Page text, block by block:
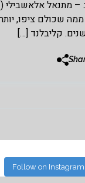
אלאשבילי
שכולם ציפו,
קליבלנד […]
Follow on Instagram